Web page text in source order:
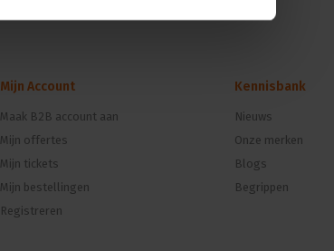
Mijn Account
Maak B2B account aan
Mijn offertes
Mijn tickets
Mijn bestellingen
Registreren
Kennisbank
Nieuws
Onze merken
Blogs
Begrippen